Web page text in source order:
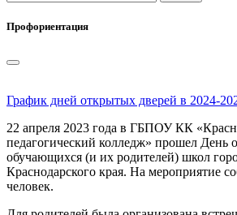
Профориентация
График дней открытых дверей в 2024-
22 апреля 2023 года в ГБПОУ КК
педагогический колледж» прошел День
обучающихся (и их родителей) школ
Краснодарского края. На мероприятие
человек.